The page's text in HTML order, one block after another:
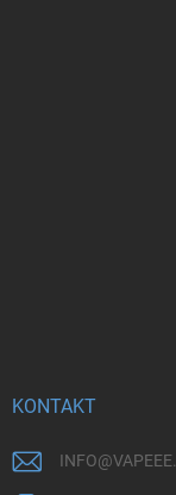
KONTAKT
INFO@